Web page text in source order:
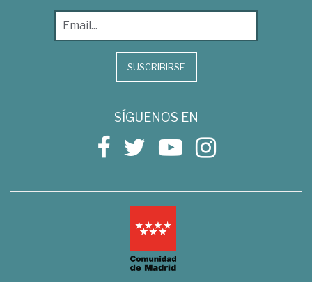
SUSCRIBIRSE
SÍGUENOS EN